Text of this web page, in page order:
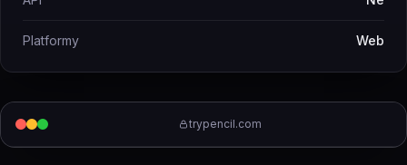
trypencil.com
Platformy Web